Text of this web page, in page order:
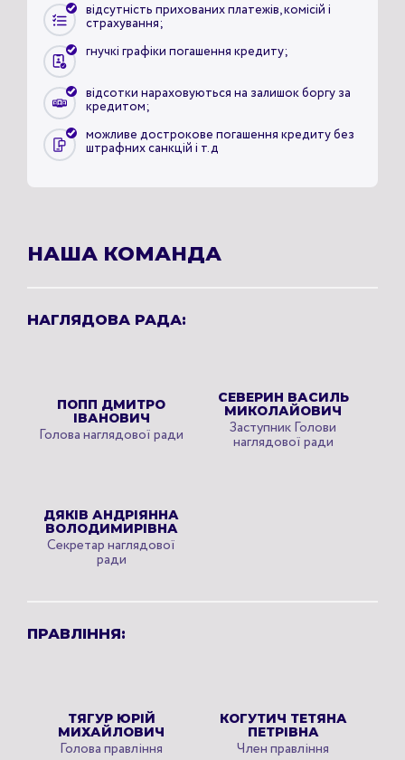
відсутність прихованих платежів, комісій і
страхування;
гнучкі графіки погашення кредиту;
відсотки нараховуються на залишок боргу за
кредитом;
можливе дострокове погашення кредиту без
штрафних санкцій і т.д
НАША КОМАНДА
НАГЛЯДОВА РАДА:
ПОПП ДМИТРО
ІВАНОВИЧ
Голова наглядової ради
СЕВЕРИН ВАСИЛЬ
МИКОЛАЙОВИЧ
Заступник Голови
наглядової ради
ДЯКІВ АНДРІЯННА
ВОЛОДИМИРІВНА
Секретар наглядової
ради
ПРАВЛІННЯ:
ТЯГУР ЮРІЙ
МИХАЙЛОВИЧ
Голова правління
КОГУТИЧ ТЕТЯНА
ПЕТРІВНА
Член правління